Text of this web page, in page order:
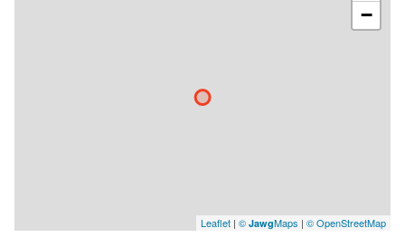
−
Leaflet | © JawgMaps | © OpenStreetMap